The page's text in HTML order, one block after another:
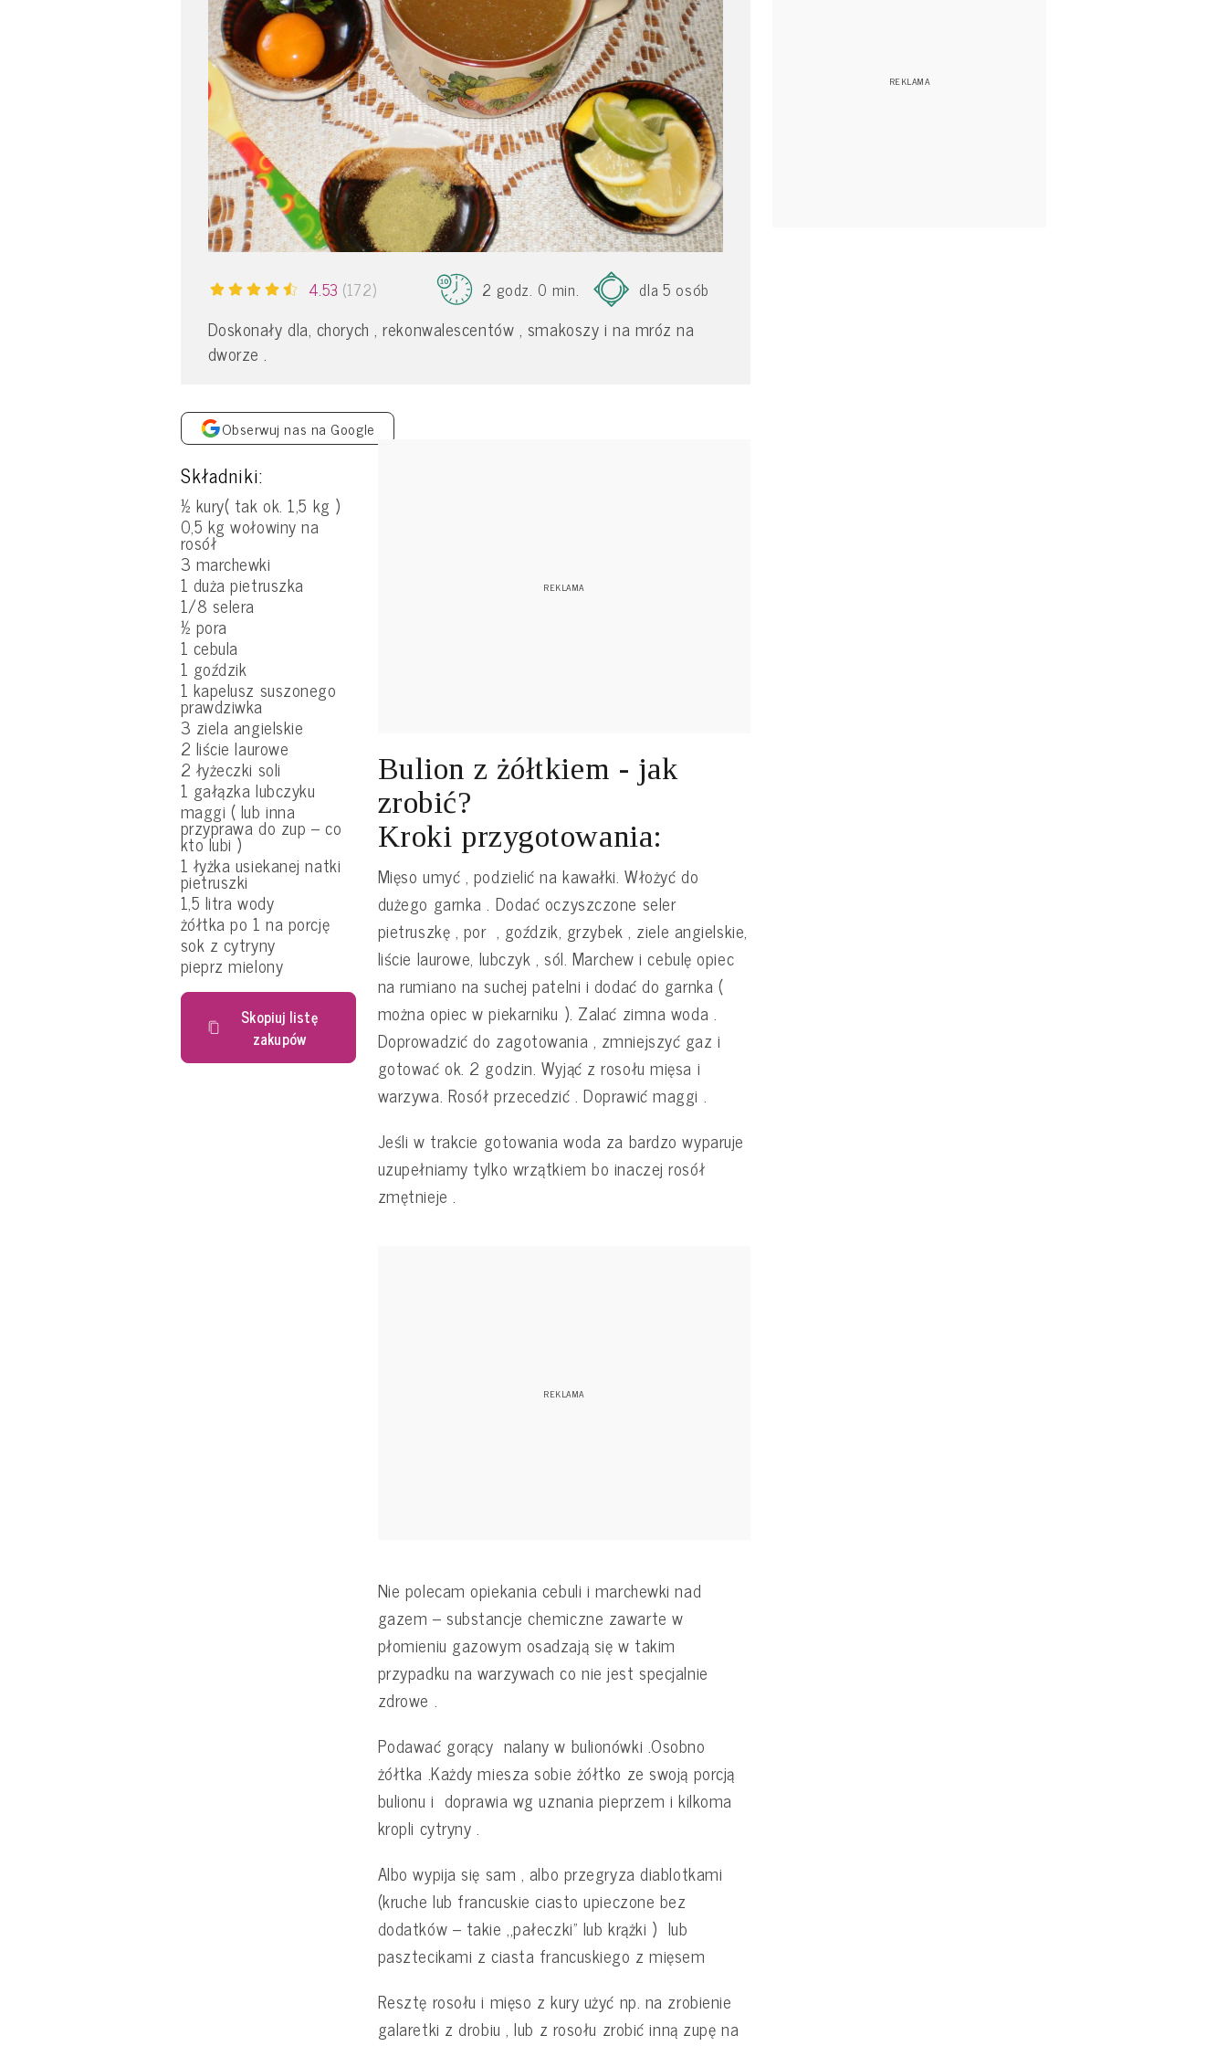
4.53 (172) 2 godz. 0 min. dla 5 osób
Doskonały dla, chorych , rekonwalescentów , smakoszy i na mróz na
dworze .
Obserwuj nas na Google
Składniki:
½ kury( tak ok. 1,5 kg )
0,5 kg wołowiny na
rosół
3 marchewki
1 duża pietruszka
1/8 selera
½ pora
1 cebula
1 goździk
1 kapelusz suszonego
prawdziwka
3 ziela angielskie
2 liście laurowe
2 łyżeczki soli
1 gałązka lubczyku
maggi ( lub inna
przyprawa do zup – co
kto lubi )
1 łyżka usiekanej natki
pietruszki
1,5 litra wody
żółtka po 1 na porcję
sok z cytryny
pieprz mielony
Skopiuj listę
zakupów
Bulion z żółtkiem - jak
zrobić?
Kroki przygotowania:
Mięso umyć , podzielić na kawałki. Włożyć do
dużego garnka . Dodać oczyszczone seler
pietruszkę , por , goździk, grzybek , ziele angielskie,
liście laurowe, lubczyk , sól. Marchew i cebulę opiec
na rumiano na suchej patelni i dodać do garnka (
można opiec w piekarniku ). Zalać zimna woda .
Doprowadzić do zagotowania , zmniejszyć gaz i
gotować ok. 2 godzin. Wyjąć z rosołu mięsa i
warzywa. Rosół przecedzić . Doprawić maggi .
Jeśli w trakcie gotowania woda za bardzo wyparuje
uzupełniamy tylko wrzątkiem bo inaczej rosół
zmętnieje .
Nie polecam opiekania cebuli i marchewki nad
gazem – substancje chemiczne zawarte w
płomieniu gazowym osadzają się w takim
przypadku na warzywach co nie jest specjalnie
zdrowe .
Podawać gorący nalany w bulionówki .Osobno
żółtka .Każdy miesza sobie żółtko ze swoją porcją
bulionu i doprawia wg uznania pieprzem i kilkoma
kropli cytryny .
Albo wypija się sam , albo przegryza diablotkami
(kruche lub francuskie ciasto upieczone bez
dodatków – takie ,,pałeczki” lub krążki ) lub
pasztecikami z ciasta francuskiego z mięsem
Resztę rosołu i mięso z kury użyć np. na zrobienie
galaretki z drobiu , lub z rosołu zrobić inną zupę na